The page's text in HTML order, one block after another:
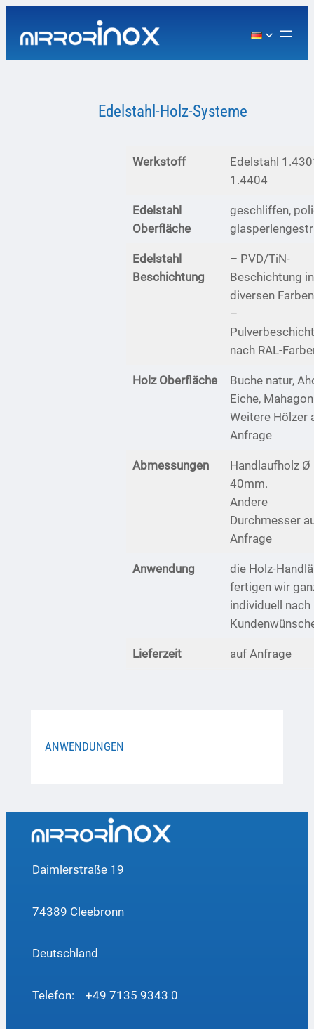
Inhalt
Edelstahl-Holz-Systeme
Werkstoff
Edelstahl
1.4404
Edelstahl
Oberfläche
geschliffen,
Edelstahl
Beschichtung
– PVD/TiN-
Beschichtung in
diversen
–
nach RAL-
Holz Oberfläche
Buche natur,
Eiche,
Weitere Hölzer
Anfrage
Abmessungen
Handlaufholz Ø
40mm.
Andere
Durchmesser
Anfrage
Anwendung
die Holz-
fertigen wir
individuell nach
Lieferzeit auf Anfrage
ANWENDUNGEN
Daimlerstraße 19
74389 Cleebronn
Deutschland
Telefon: +49 7135 9343 0